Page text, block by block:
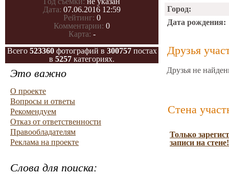
Дата: 07.06.2016 12:59
Рейтинг: 0
Комментарии: 0
Карта: -
Всего 523360фотографий в 300757постах
в 5257 категориях.
Это важно
О проекте
Вопросы и ответы
Рекомендуем
Отказ от ответственности
Правообладателям
Реклама на проекте
Слова для поиска:
Город:
Дата рождения:
Друзья
Друзья не
Стена
Только
записи на стене!